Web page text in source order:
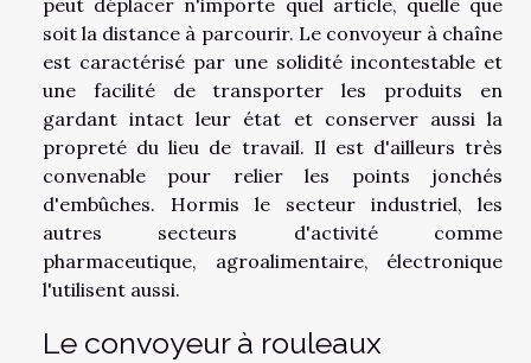
soit la distance à parcourir. Le convoyeur à chaîne
est caractérisé par une solidité incontestable et
une facilité de transporter les produits en
gardant intact leur état et conserver aussi la
propreté du lieu de travail. Il est d'ailleurs très
convenable pour relier les points jonchés
d'embûches. Hormis le secteur industriel, les
autres secteurs d'activité comme
pharmaceutique, agroalimentaire, électronique
l'utilisent aussi.
Le convoyeur à rouleaux